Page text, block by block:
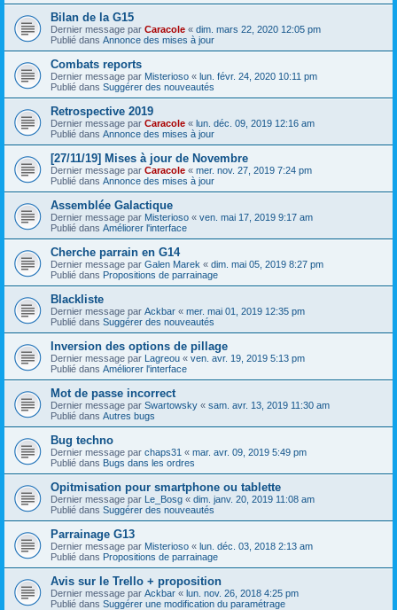
Bilan de la G15
Dernier message par Caracole « dim. mars 22, 2020 12:05 pm
Publié dans Annonce des mises à jour
Combats reports
Dernier message par Misterioso « lun. févr. 24, 2020 10:11 pm
Publié dans Suggérer des nouveautés
Retrospective 2019
Dernier message par Caracole « lun. déc. 09, 2019 12:16 am
Publié dans Annonce des mises à jour
[27/11/19] Mises à jour de Novembre
Dernier message par Caracole « mer. nov. 27, 2019 7:24 pm
Publié dans Annonce des mises à jour
Assemblée Galactique
Dernier message par Misterioso « ven. mai 17, 2019 9:17 am
Publié dans Améliorer l'interface
Cherche parrain en G14
Dernier message par Galen Marek « dim. mai 05, 2019 8:27 pm
Publié dans Propositions de parrainage
Blackliste
Dernier message par Ackbar « mer. mai 01, 2019 12:35 pm
Publié dans Suggérer des nouveautés
Inversion des options de pillage
Dernier message par Lagreou « ven. avr. 19, 2019 5:13 pm
Publié dans Améliorer l'interface
Mot de passe incorrect
Dernier message par Swartowsky « sam. avr. 13, 2019 11:30 am
Publié dans Autres bugs
Bug techno
Dernier message par chaps31 « mar. avr. 09, 2019 5:49 pm
Publié dans Bugs dans les ordres
Opitmisation pour smartphone ou tablette
Dernier message par Le_Bosg « dim. janv. 20, 2019 11:08 am
Publié dans Suggérer des nouveautés
Parrainage G13
Dernier message par Misterioso « lun. déc. 03, 2018 2:13 am
Publié dans Propositions de parrainage
Avis sur le Trello + proposition
Dernier message par Ackbar « lun. nov. 26, 2018 4:25 pm
Publié dans Suggérer une modification du paramétrage